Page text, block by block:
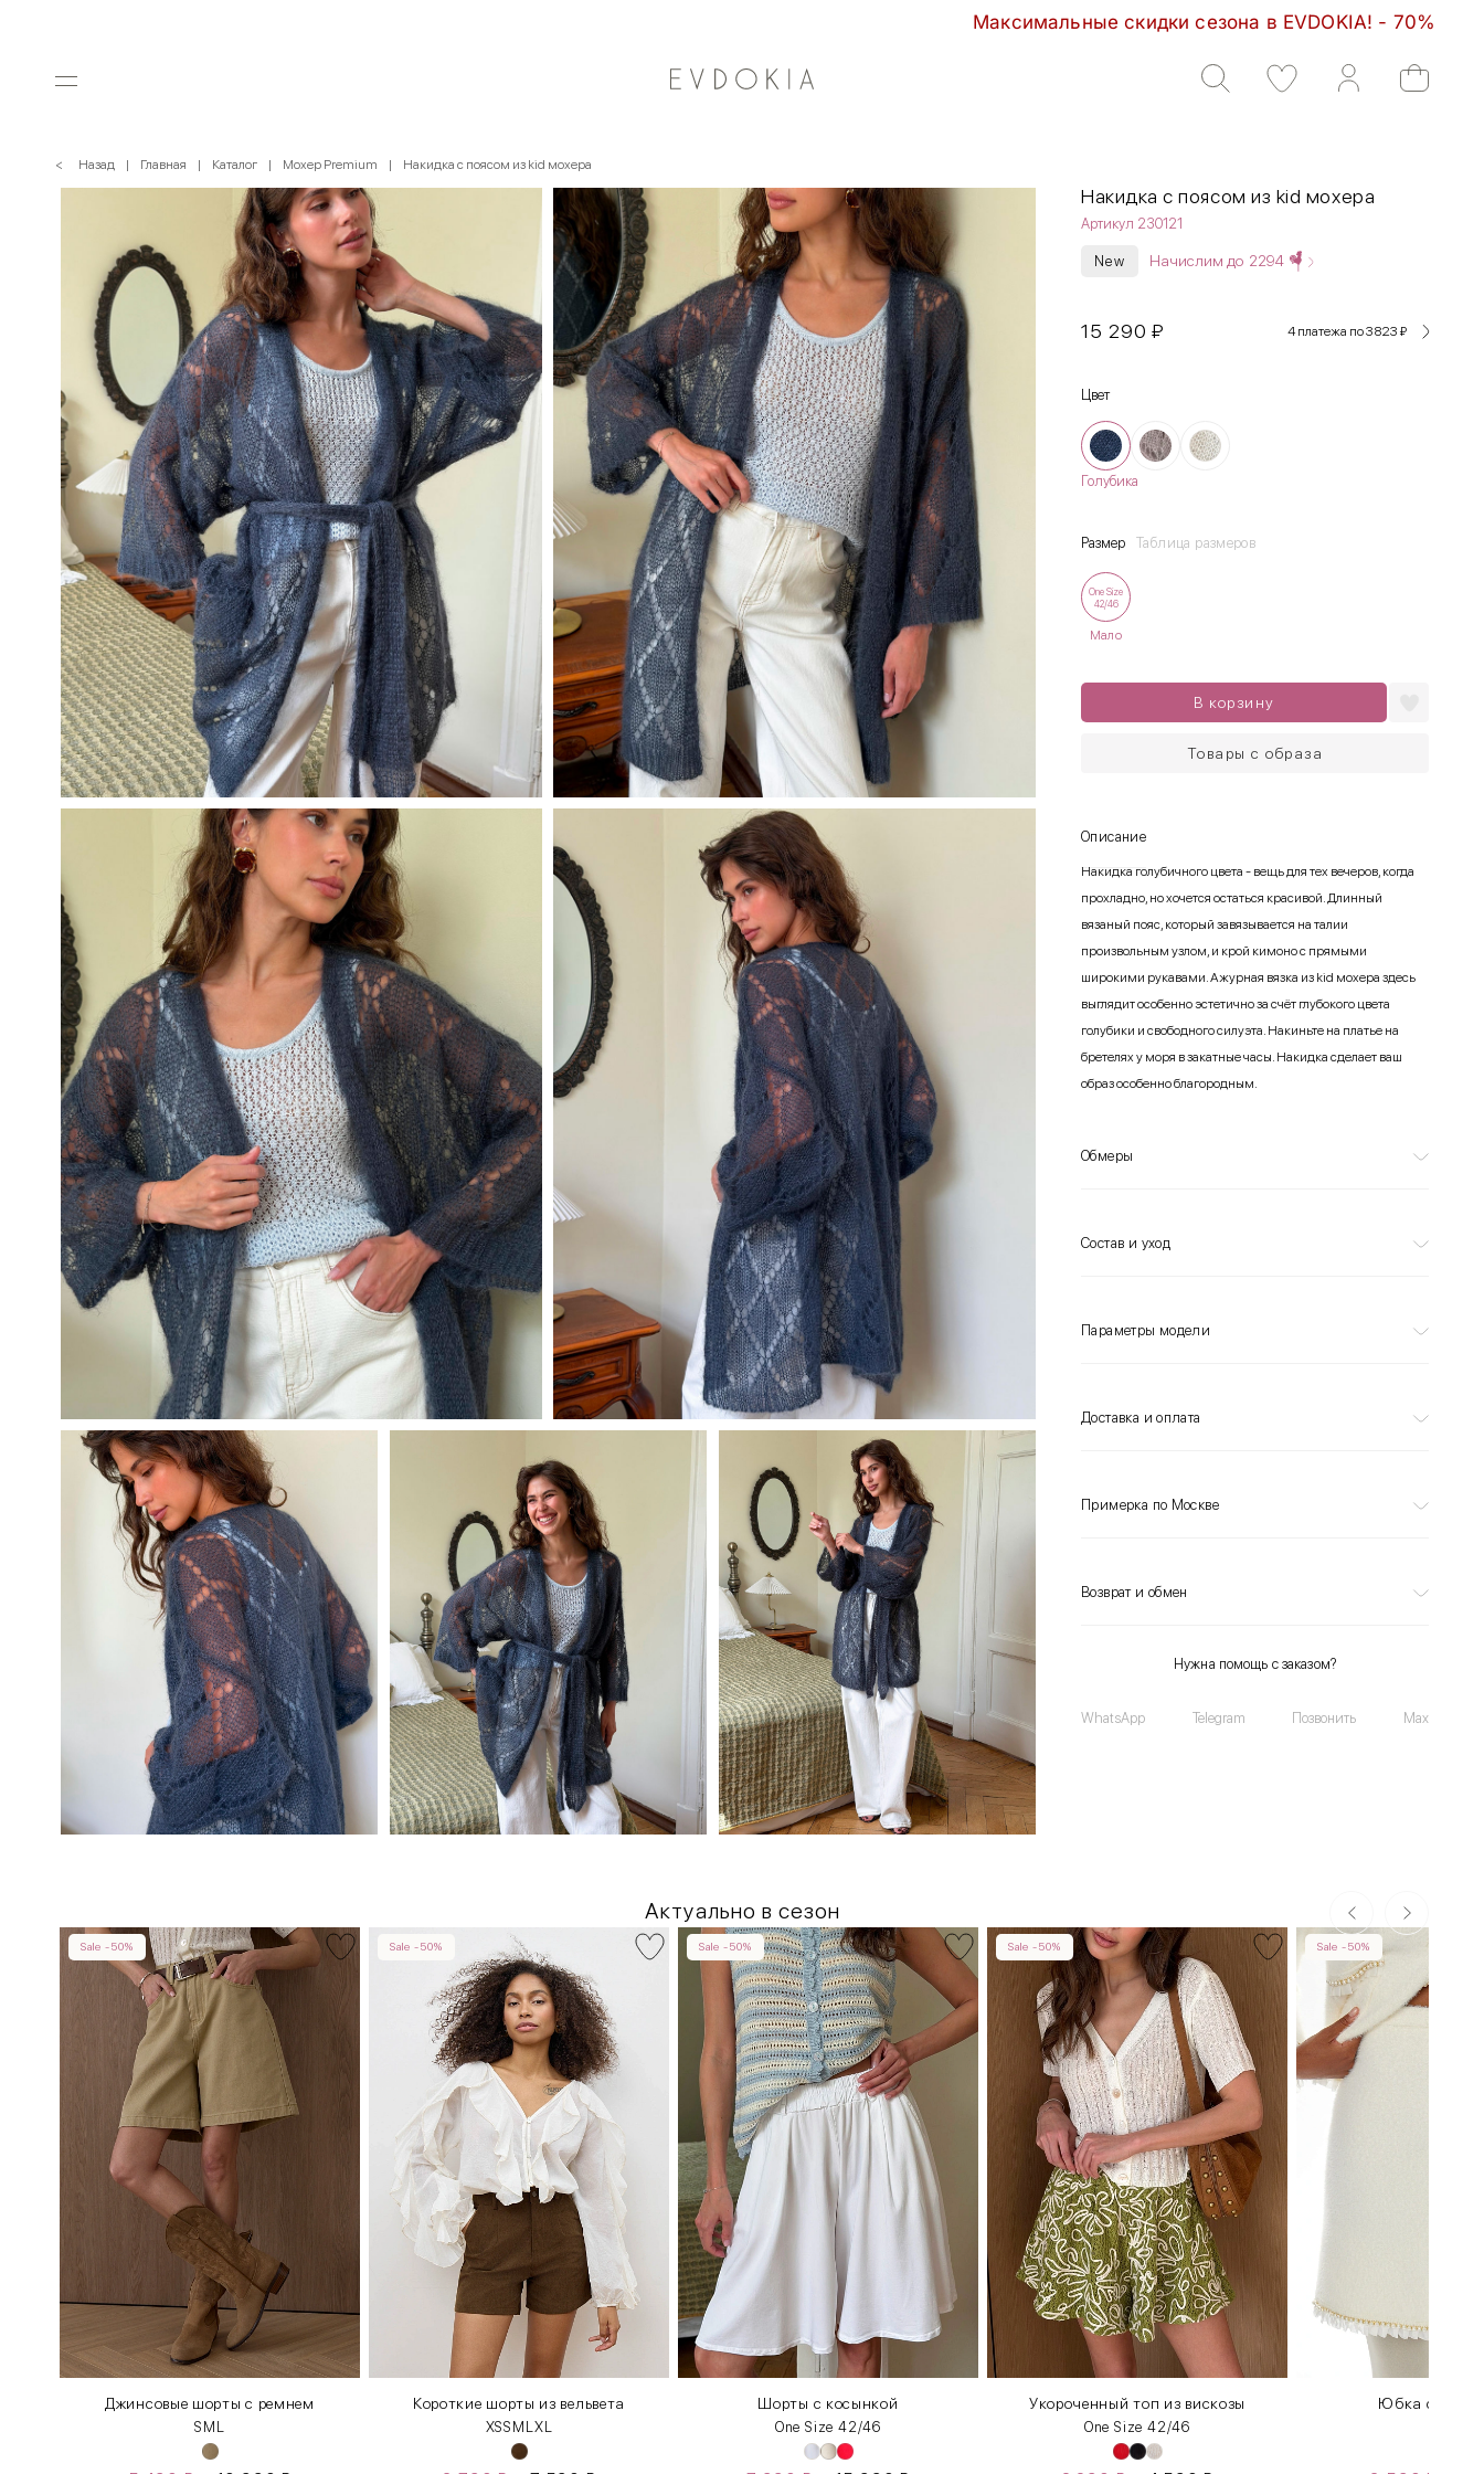
Максимальные скидки сезона в EVDOKIA! - 70%         Максимальные
< Назад Главная Каталог Мохер Premium Накидка с поясом из kid мохера
Накидка с поясом из kid мохера
Артикул 230121
New Начислим до 2294
15 290₽ 4 платежа по 3 823 ₽
Цвет
Голубика
Размер Таблица размеров
One Size
42/46
Мало
В корзину
Товары с образа
Описание
Накидка голубичного цвета - вещь для тех вечеров, когда
прохладно, но хочется остаться красивой. Длинный
вязаный пояс, который завязывается на талии
произвольным узлом, и крой кимоно с прямыми
широкими рукавами. Ажурная вязка из kid мохера здесь
выглядит особенно эстетично за счёт глубокого цвета
голубики и свободного силуэта. Накиньте на платье на
бретелях у моря в закатные часы. Накидка сделает ваш
образ особенно благородным.
Обмеры
Состав и уход
Параметры модели
Доставка и оплата
Примерка по Москве
Возврат и обмен
Нужна помощь с заказом?
WhatsApp Telegram Позвонить Max
Актуально в сезон
Sale -50%
Джинсовые шорты с ремнем
S M
Sale -50%
Короткие шорты из вельвета
XSS M XL
Sale -50%
Шорты с косынкой
One Size 42/46
Sale -50%
Укороченный топ из вискозы
One Size 42/46
Sale -50%
Юбка с